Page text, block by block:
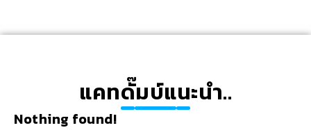
แคทดั๊มบ์แนะนำ..
Nothing found!